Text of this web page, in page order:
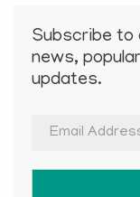
Subscribe
news,
updates.